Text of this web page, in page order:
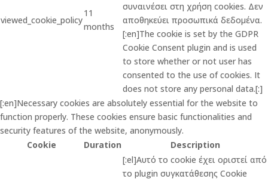
viewed_cookie_policy
11
months
συναινέσει στη χρήση cookies. Δεν
αποθηκεύει προσωπικά δεδομένα.
[:en]The cookie is set by the GDPR
Cookie Consent plugin and is used
to store whether or not user has
consented to the use of cookies. It
does not store any personal data.[:]
[:en]Necessary cookies are absolutely essential for the website to
function properly. These cookies ensure basic functionalities and
security features of the website, anonymously.
Cookie
Duration Description
[:el]Αυτό το cookie έχει οριστεί από
το plugin συγκατάθεσης Cookie